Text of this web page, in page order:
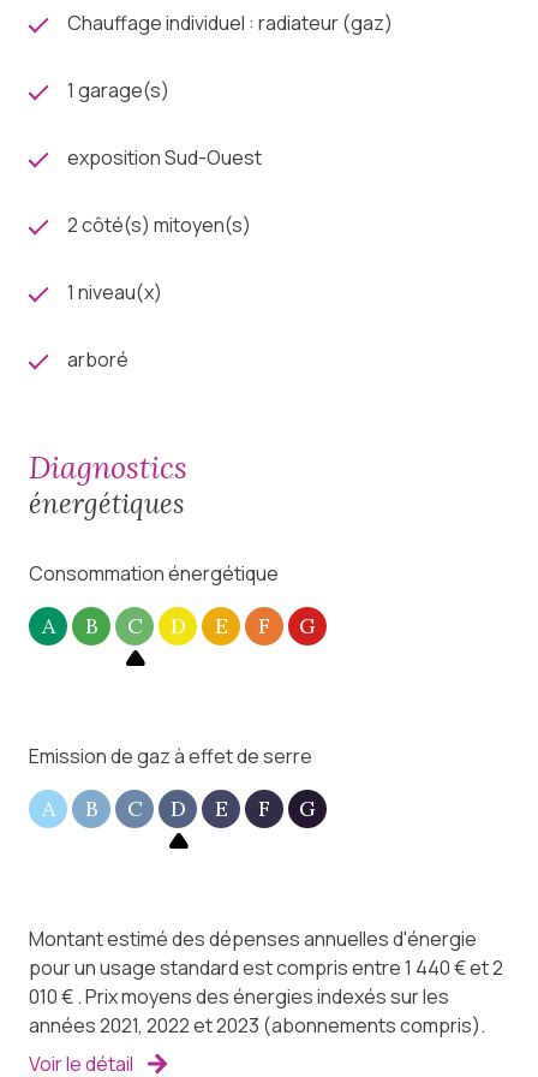
Des travaux ont été entrepris par les propriétaires
garage, porte d’accès au jardin, changement des
Retrouvez plus d’informations sur demande, ou en
Immobilier.
Chauffage individuel : radiateur (gaz)
1 garage(s)
exposition Sud-Ouest
2 côté(s) mitoyen(s)
1 niveau(x)
arboré
diagnostics
énergétiques
Consommation énergétique
A B C D E F G
Emission de gaz à effet de serre
A B C D E F G
Montant estimé des dépenses annuelles d'énergie
pour un usage standard est compris entre 1 440 € et 2
010 € . Prix moyens des énergies indexés sur les
années 2021, 2022 et 2023 (abonnements compris).
Voir le détail